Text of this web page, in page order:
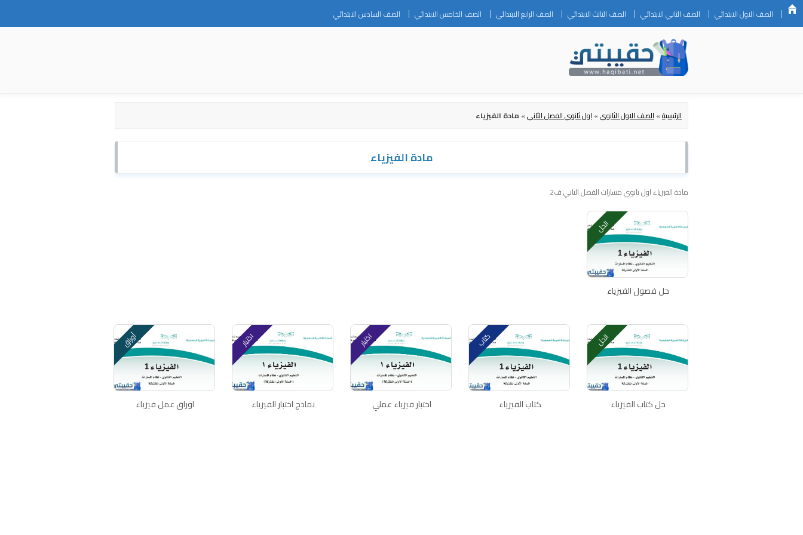
Skip
to
الصف الاول الابتدائي الصف الثاني الابتدائي الصف الثالث الابتدائي الصف الرابع الابتدائي الصف الخامس الابتدائي الصف السادس الابتدائي
الرئيسية»الصف الاول الثانوي»اول ثانوي الفصل الثاني» مادة الفيزياء
مادة الفيزياء
مادة الفيزياء اول ثانوي مسارات الفصل الثاني ف2
الحل
حل فصول الفيزياء
الحل
حل كتاب الفيزياء
كتاب
كتاب الفيزياء
اختبار
اختبار فيزياء عملي
اختبار
نماذج اختبار الفيزياء
أوراق
اوراق عمل فيزياء